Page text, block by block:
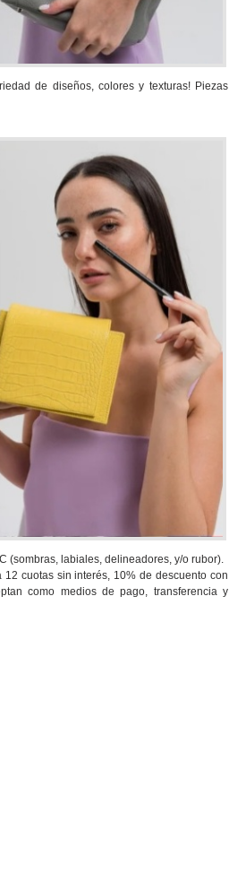
de diseños, colores y texturas! Piezas
(sombras, labiales, delineadores, y/o rubor).
cuotas sin interés, 10% de descuento con
como medios de pago, transferencia y